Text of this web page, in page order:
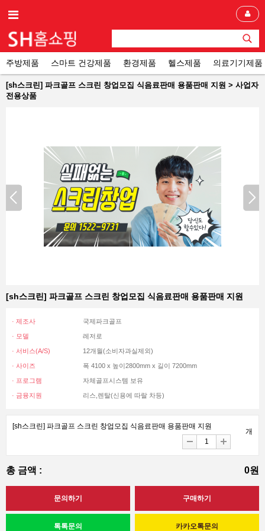
주방제품 스마트 건강제품 환경제품 헬스제품 의료기기제품
[sh스크린] 파크골프 스크린 창업모집 식음료판매 용품판매 지원 > 사업자
전용상품
[sh스크린] 파크골프 스크린 창업모집 식음료판매 용품판매 지원
· 제조사 국제파크골프
· 모델 레저로
· 서비스(A/S) 12개월(소비자과실제외)
· 사이즈 폭 4100 x 높이2800mm x 길이 7200mm
· 프로그램 자체골프시스템 보유
· 금융지원 리스,렌탈(신용에 따랄 차등)
[sh스크린] 파크골프 스크린 창업모집 식음료판매 용품판매 지원
개
총 금액 : 0원